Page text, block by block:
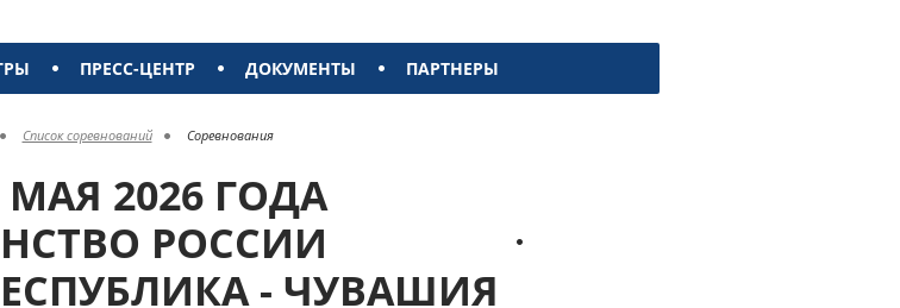
ПРЕСС-ЦЕНТР ДОКУМЕНТЫ ПАРТНЕРЫ
Список соревнований Соревнования
МАЯ 2026 ГОДА
РОССИИ
- ЧУВАШИЯ